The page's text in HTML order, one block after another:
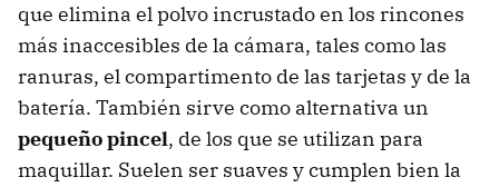
que elimina el polvo incrustado en los rincones
más inaccesibles de la cámara, tales como las
ranuras, el compartimento de las tarjetas y de la
batería. También sirve como alternativa un
pequeño pincel, de los que se utilizan para
maquillar. Suelen ser suaves y cumplen bien la